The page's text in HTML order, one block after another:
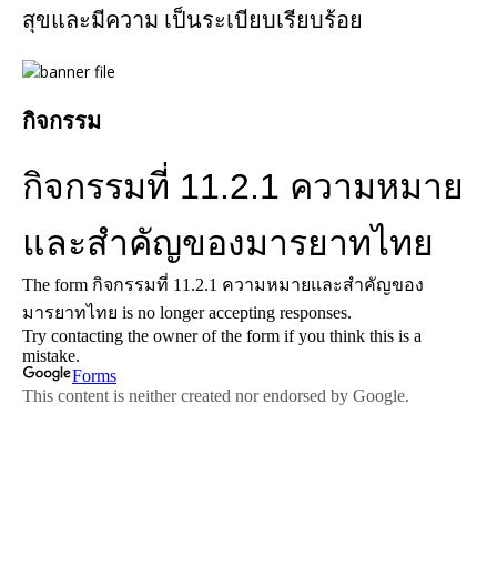
สุขและมีความ เป็นระเบียบเรียบร้อย
กิจกรรม